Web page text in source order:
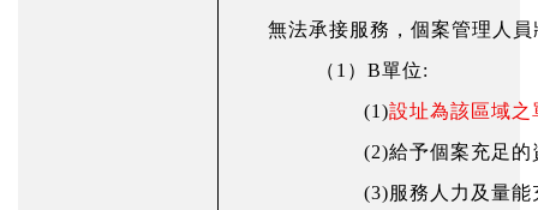
無法承接服務，個案管理人
（1） B單位:
(1)設址為該區域之
(2)給予個案充足
(3)服務人力及量